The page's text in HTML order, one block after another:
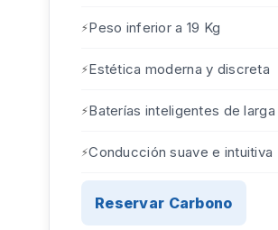
Peso inferior a 19 Kg
Estética moderna y discreta
Baterías inteligentes de
Conducción suave e intuitiva
Reservar Carbono